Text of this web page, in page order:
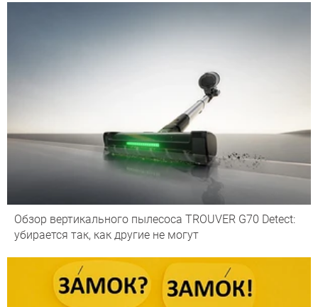
Обзор вертикального пылесоса TROUVER G70 Detect:
убирается так, как другие не могут